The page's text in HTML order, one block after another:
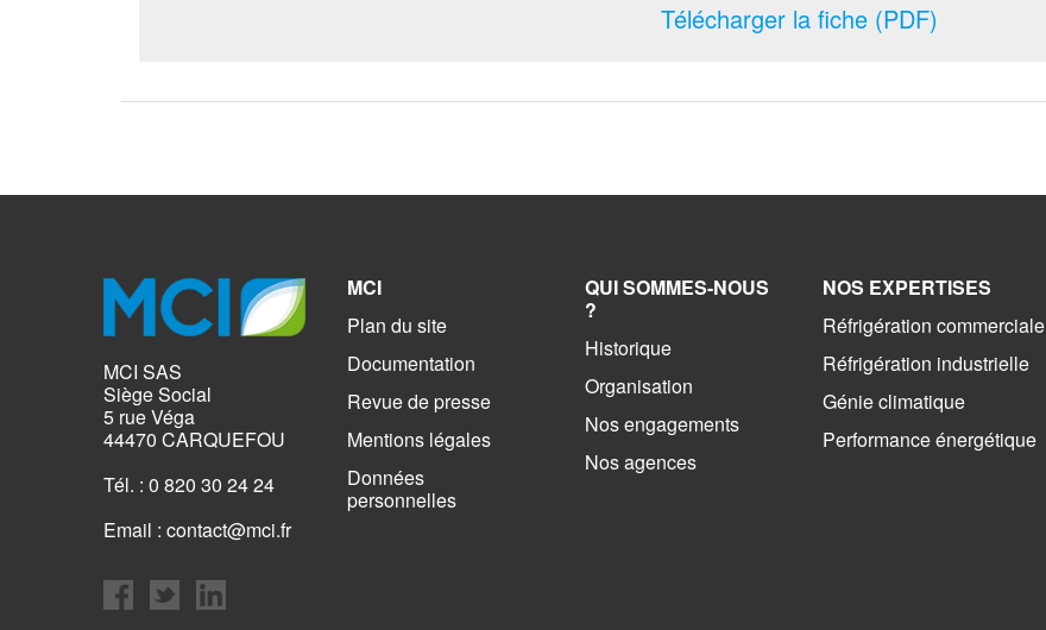
Télécharger la fiche (PDF)
MCI SAS
Siège Social
5 rue Véga
44470 CARQUEFOU
Tél. : 0 820 30 24 24
Email : contact@mci.fr
MCI
Plan du site
Documentation
Revue de presse
Mentions légales
Données
personnelles
QUI SOMMES-NOUS
?
Historique
Organisation
Nos engagements
Nos agences
NOS EXPERTISES
Réfrigération commerciale
Réfrigération industrielle
Génie climatique
Performance énergétique